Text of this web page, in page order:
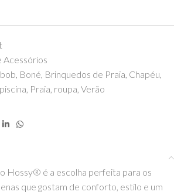
Acessórios
bob, Boné, Brinquedos de Praia, Chapéu,
piscina, Praia, roupa, Verão
Hossy® é a escolha perfeita para os
que gostam de conforto, estilo e um